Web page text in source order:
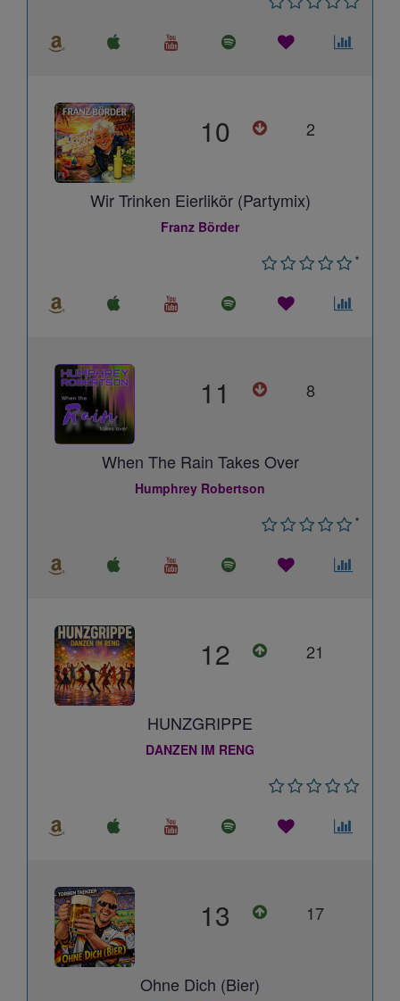
10 2
Wir Trinken Eierlikör (Partymix)
Franz Börder
*
11 8
When The Rain Takes Over
Humphrey Robertson
*
12 21
HUNZGRIPPE
DANZEN IM RENG
13 17
Ohne Dich (Bier)